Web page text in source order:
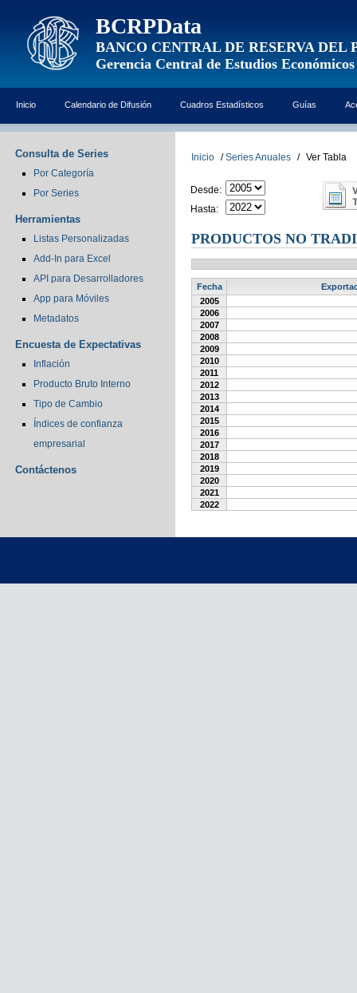
BCRPData
BANCO CENTRAL DE RESERVA DEL
Gerencia Central de Estudios Económicos
Inicio Calendario de Difusión Cuadros Estadísticos Guías
Consulta de Series
Por Categoría
Por Series
Herramientas
Listas Personalizadas
Add-In para Excel
API para Desarrolladores
App para Móviles
Metadatos
Encuesta de Expectativas
Inflación
Producto Bruto Interno
Tipo de Cambio
Índices de confianza
empresarial
Contáctenos
Inicio / Series Anuales / Ver Tabla
Desde:
Hasta:
PRODUCTOS NO
Fecha
2005
2006
2007
2008
2009
2010
2011
2012
2013
2014
2015
2016
2017
2018
2019
2020
2021
2022